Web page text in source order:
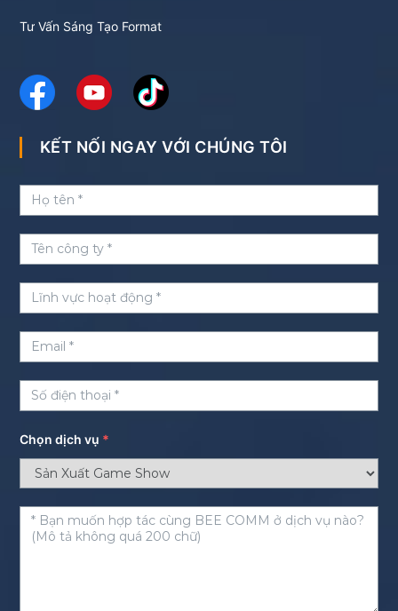
Tư Vấn Sáng Tạo Format
KẾT NỐI NGAY VỚI CHÚNG TÔI
Chọn dịch vụ *